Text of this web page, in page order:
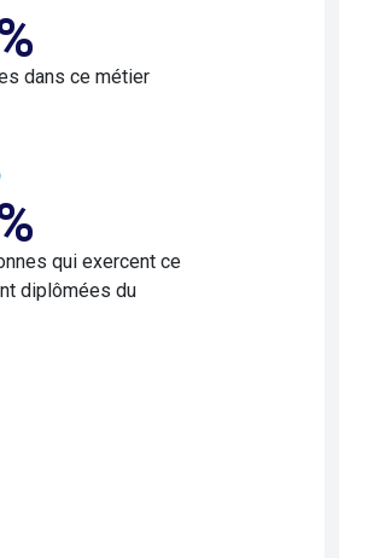
dans ce métier
qui exercent ce
diplômées du